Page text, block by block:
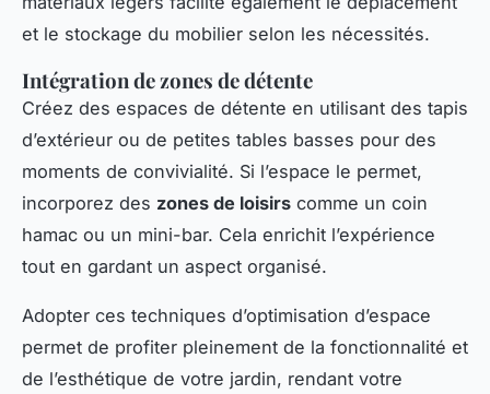
et le stockage du mobilier selon les nécessités.
Intégration de zones de détente
Créez des espaces de détente en utilisant des tapis
d’extérieur ou de petites tables basses pour des
moments de convivialité. Si l’espace le permet,
incorporez des zones de loisirs comme un coin
hamac ou un mini-bar. Cela enrichit l’expérience
tout en gardant un aspect organisé.
Adopter ces techniques d’optimisation d’espace
permet de profiter pleinement de la fonctionnalité et
de l’esthétique de votre jardin, rendant votre